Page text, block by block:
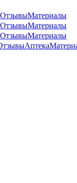
ОтзывыМатериалы
ОтзывыМатериалы
ОтзывыМатериалы
Аптека